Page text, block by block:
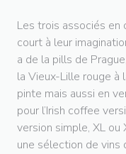
Les trois associés en
court à leur
a de la pills de
la Vieux-Lille rouge à
pinte mais aussi en
pour l’Irish coffee
version simple, XL ou
une sélection de vins